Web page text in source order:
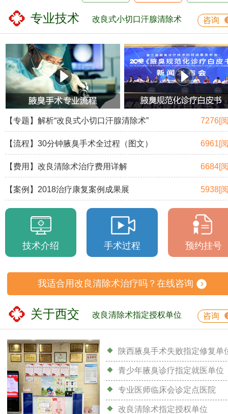
专业技术 改良式小切口汗腺清除术 咨询
【专题】解析“改良式小切口汗腺清除术” 7276[
【流程】30分钟腋臭手术全过程（图文） 6961[
【费用】改良清除术治疗费用详解 6684[
【案例】2018治疗康复案例成果展 5938[
技术介绍 手术过程 预约挂号
我适合用改良清除术治疗吗？在线咨询
关于西交 改良清除术指定授权单位 咨询
陕西腋臭手术失败指定修复单
青少年腋臭诊疗指定就医单位
专业医师临床会诊定点医院
改良清除术指定授权单位